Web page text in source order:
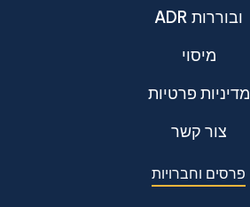
ADR ובוררות
מיסוי
מדיניות פרטיות
צור קשר
פרסים וחברויות